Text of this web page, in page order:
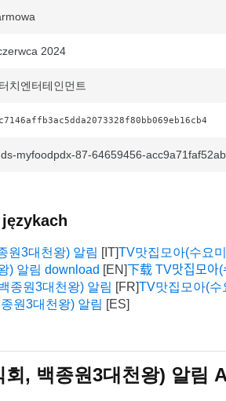
2024
치엔터테인먼트
myfoodpdx-87-64659456-
원3대천왕) 알림
TV맛집모아(수요
) 알림 download
下载 TV맛집모아(
종원3대천왕) 알림
TV맛집모아(수
원3대천왕) 알림
, 백종원3대천왕) 알림